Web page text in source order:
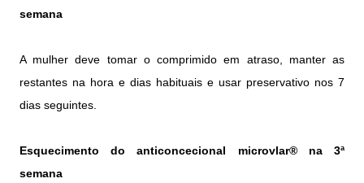
semana
A mulher deve tomar o comprimido em atraso, manter as
restantes na hora e dias habituais e usar preservativo nos 7
dias seguintes.
Esquecimento do anticoncecional microvlar® na 3ª
semana